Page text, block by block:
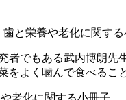
と栄養や老化に関する
者でもある武内博朗
よく噛んで食べる